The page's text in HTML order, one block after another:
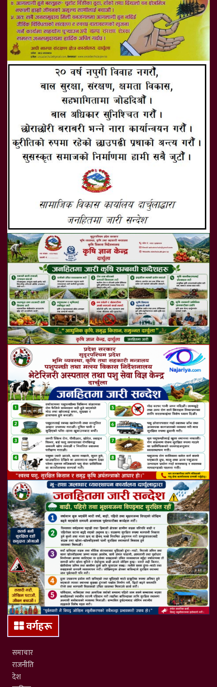
वर्गहरू
समाचार
राजनीति
देश